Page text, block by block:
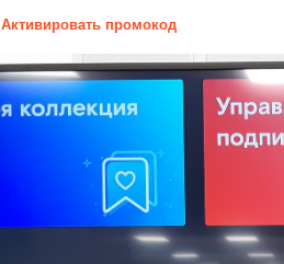
Активировать промокод